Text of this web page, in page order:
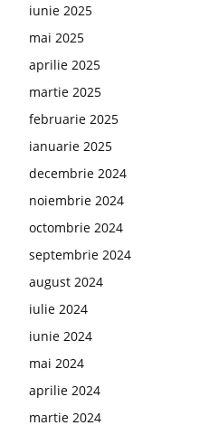
iunie 2025
mai 2025
aprilie 2025
martie 2025
februarie 2025
ianuarie 2025
decembrie 2024
noiembrie 2024
octombrie 2024
septembrie 2024
august 2024
iulie 2024
iunie 2024
mai 2024
aprilie 2024
martie 2024